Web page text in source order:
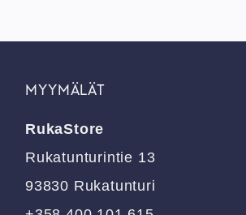
on
Voit
valinnat
sivulla.
on
MYYMÄLÄT
RukaStore
Rukatunturintie 13
93830 Rukatunturi